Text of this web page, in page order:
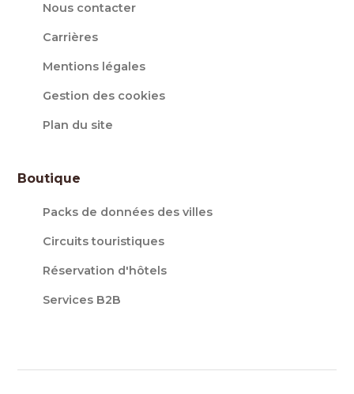
Nous contacter
Carrières
Mentions légales
Gestion des cookies
Plan du site
Boutique
Packs de données des villes
Circuits touristiques
Réservation d'hôtels
Services B2B